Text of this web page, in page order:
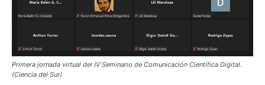
Primera jornada virtual del IV Seminario de Comunicación Científica Digital.
(Ciencia del Sur)